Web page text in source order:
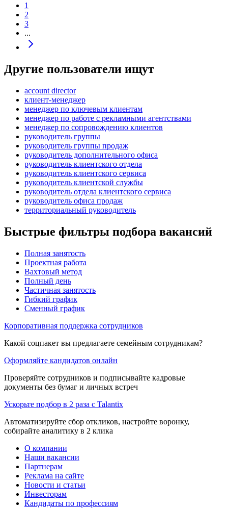
1
2
3
...
Другие пользователи ищут
account director
клиент-менеджер
менеджер по ключевым клиентам
менеджер по работе с рекламными агентствами
менеджер по сопровождению клиентов
руководитель группы
руководитель группы продаж
руководитель дополнительного офиса
руководитель клиентского отдела
руководитель клиентского сервиса
руководитель клиентской службы
руководитель отдела клиентского сервиса
руководитель офиса продаж
территориальный руководитель
Быстрые фильтры подбора вакансий
Полная занятость
Проектная работа
Вахтовый метод
Полный день
Частичная занятость
Гибкий график
Сменный график
Корпоративная поддержка сотрудников
Какой соцпакет вы предлагаете семейным сотрудникам?
Оформляйте кандидатов онлайн
Проверяйте сотрудников и подписывайте кадровые
документы без бумаг и личных встреч
Ускорьте подбор в 2 раза с Talantix
Автоматизируйте сбор откликов, настройте воронку,
собирайте аналитику в 2 клика
О компании
Наши вакансии
Партнерам
Реклама на сайте
Новости и статьи
Инвесторам
Кандидаты по профессиям